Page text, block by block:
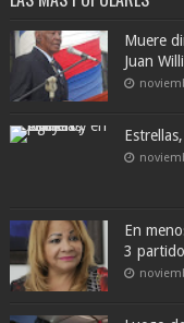
Muere
Juan
En
3